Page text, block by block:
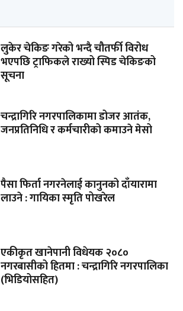
लुकेर चेकिङ गरेको भन्दै चौतर्फी विरोध
भएपछि ट्राफिकले राख्यो स्पिड चेकिङको
सूचना
चन्द्रागिरि नगरपालिकामा डोजर आतंक,
जनप्रतिनिधि र कर्मचारीको कमाउने मेसो
पैसा फिर्ता नगरनेलाई कानुनको दाँयारामा
लाउने : गायिका स्‍मृति पोखरेल
एकीकृत खानेपानी विधेयक २०८०
नगरबासीको हितमा : चन्द्रागिरि नगरपालिका
(भिडियोसहित)